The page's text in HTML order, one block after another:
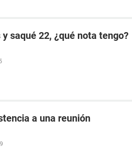
saqué 22, ¿qué nota tengo?
a una reunión